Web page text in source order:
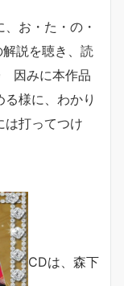
お・た・の・
説を聴き、読
因みに本作品
様に、わかり
は打ってつけ
CDは、森下